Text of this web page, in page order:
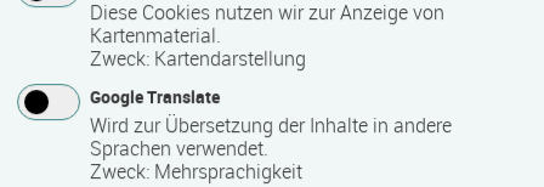
Ökonomische Grundkenntnisse:
Zusammenhänge verstehen - betrieblich aktiv
werden!
Termin
17.08.2026 - 21.08.2026
Ort
13595 Berlin
Zeitmuster
Lehr- und Lernform
Diese Cookies nutzen wir zur Anzeige von
Kartenmaterial.
Zweck: Kartendarstellung
Google Translate
Wird zur Übersetzung der Inhalte in andere
Sprachen verwendet.
Zweck: Mehrsprachigkeit